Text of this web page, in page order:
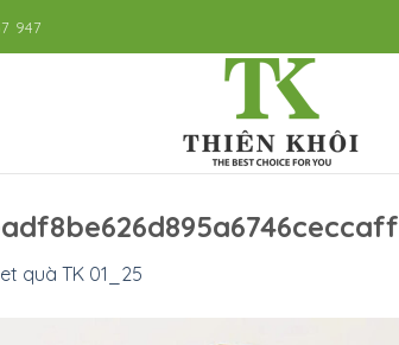
947
quà TK 01_25